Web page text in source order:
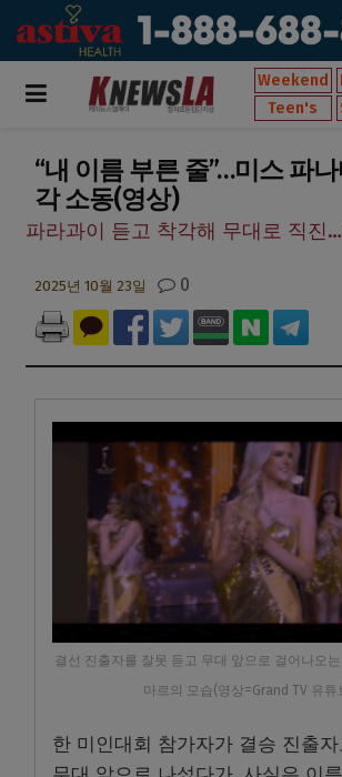
Weekend
Teen's
“내 이름 부른 줄”…미스 파
각 소동(영상)
파라과이 듣고 착각해 무대로 직진
2025년 10월 23일 0
결선 진출자를 잘못 듣고 무대 앞으로 걸어나오는
마르의 모습(영상=Grand TV 유튜
한 미인대회 참가자가 결승 진출